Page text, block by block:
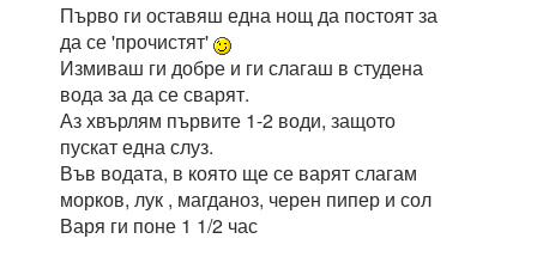
Първо ги оставяш една нощ да постоят за
да се 'прочистят'
Измиваш ги добре и ги слагаш в студена
вода за да се сварят.
Аз хвърлям първите 1-2 води, защото
пускат една слуз.
Във водата, в която ще се варят слагам
морков, лук , магданоз, черен пипер и сол
Варя ги поне 1 1/2 час